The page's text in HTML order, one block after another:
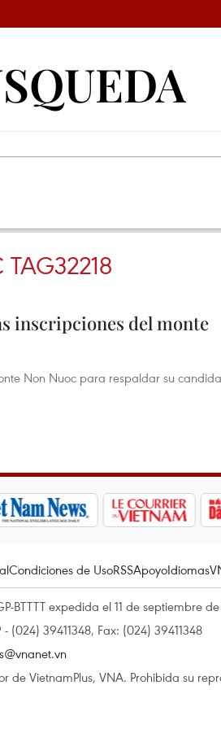
inscripciones del monte
Non Nuoc para respaldar su
Condiciones de UsoRSSApoyoIdiomas
BTTTT expedida el 11 de septiembre
- (024) 39411348, Fax: (024) 39411348
de VietnamPlus, VNA. Prohibida su